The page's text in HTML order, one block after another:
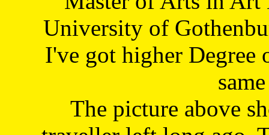
University of
I've got higher Degree
The picture above